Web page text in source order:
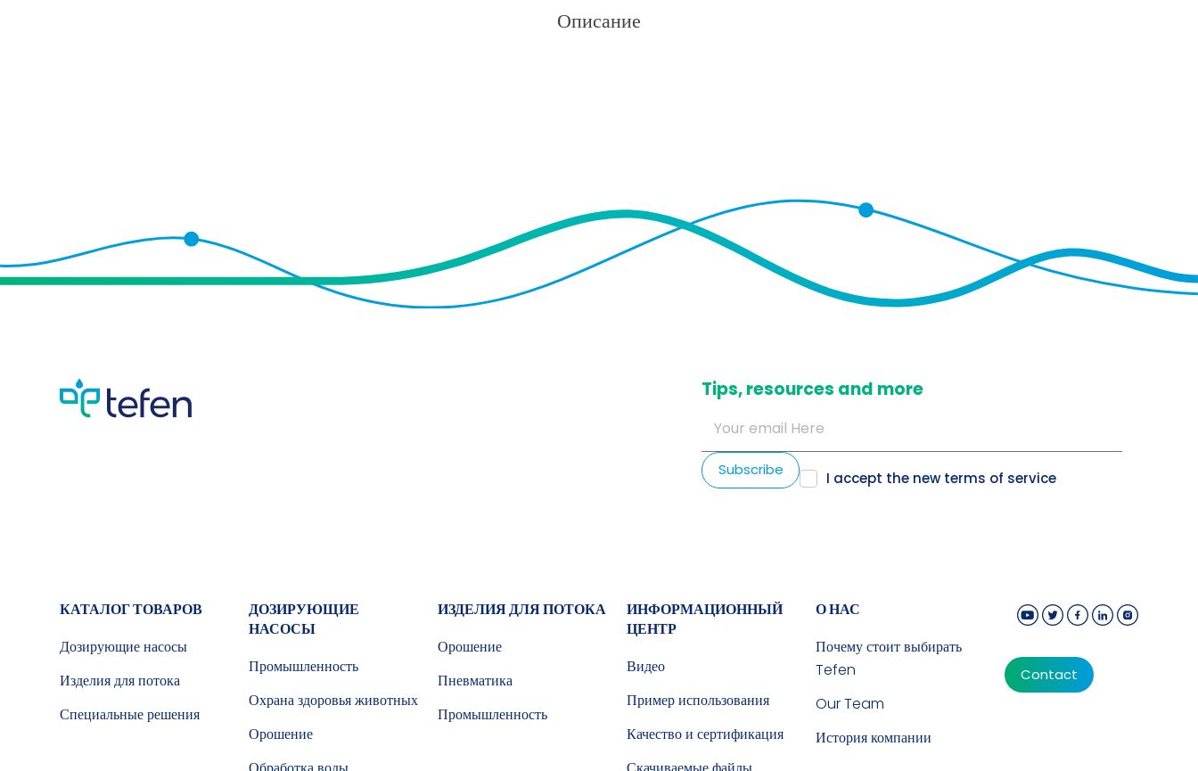
Описание
​Tips, resources and more
I accept the new terms of service
КАТАЛОГ ТОВАРОВ
Дозирующие насосы
Изделия для потока
Специальные решения
ДОЗИРУЮЩИЕ
НАСОСЫ
Промышленность
Охрана здоровья животных
Орошение
ИЗДЕЛИЯ ДЛЯ ПОТОКА
Орошение
Пневматика
Промышленность
ИНФОРМАЦИОННЫЙ
ЦЕНТР
Видео
Пример использования
Качество и сертификация
О НАС
Почему стоит выбирать
Tefen
Our Team
История компании
Contact